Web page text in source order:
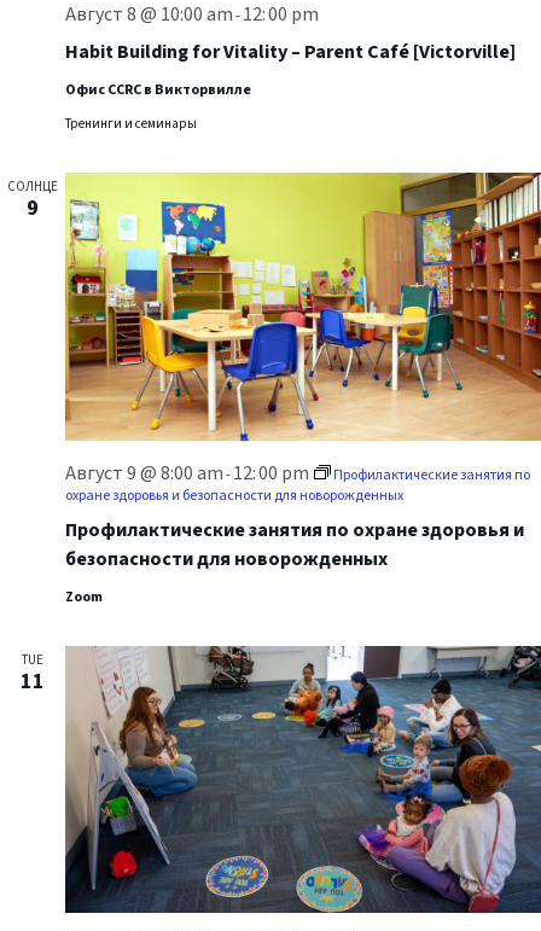
Habit Building for Vitality – Parent Café [Victorville]
Август 8 @ 10:00 am-12:00 pm
Офис CCRC в Викторвилле
Тренинги и семинары
СОЛНЦЕ
9
Профилактические занятия по охране здоровья и
безопасности для новорожденных
Август 9 @ 8:00 am-12:00 pm
Профилактические занятия по
охране здоровья и безопасности для новорожденных
Zoom
TUE
11